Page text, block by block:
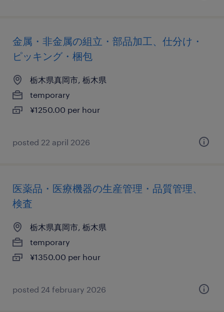
金属・非金属の組立・部品加工、仕分け・
ピッキング・梱包
栃木県真岡市, 栃木県
temporary
¥1250.00 per hour
posted 22 april 2026
医薬品・医療機器の生産管理・品質管理、
検査
栃木県真岡市, 栃木県
temporary
¥1350.00 per hour
posted 24 february 2026